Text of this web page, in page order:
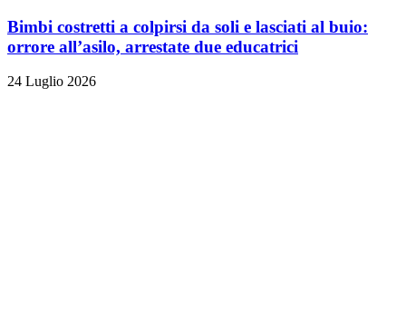
Bimbi costretti a colpirsi da soli e lasciati al buio:
orrore all’asilo, arrestate due educatrici
24 Luglio 2026